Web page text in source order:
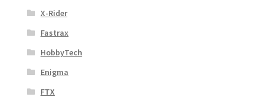
X-Rider
Fastrax
HobbyTech
Enigma
FTX